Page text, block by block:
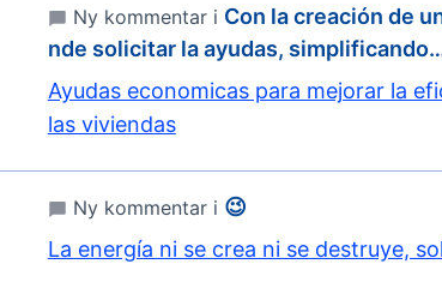
Ny kommentar i Con la creación de
nde solicitar la ayudas,
Ayudas economicas para mejorar la
las viviendas
Ny kommentar i 😉
La energía ni se crea ni se destruye,